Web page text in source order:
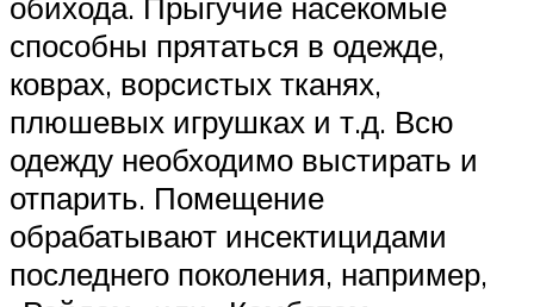
способны прятаться в одежде,
коврах, ворсистых тканях,
плюшевых игрушках и т.д. Всю
одежду необходимо выстирать и
отпарить. Помещение
обрабатывают инсектицидами
последнего поколения, например,